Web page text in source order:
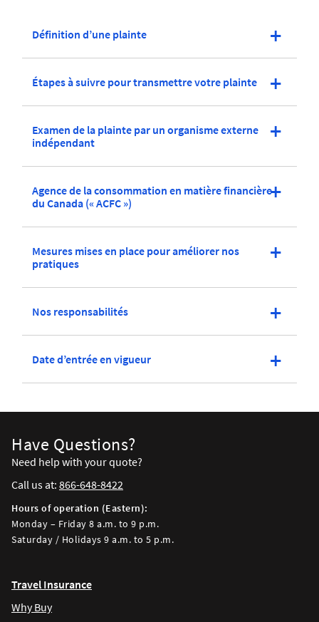
Définition d’une plainte
Étapes à suivre pour transmettre votre plainte
Examen de la plainte par un organisme externe
indépendant
Agence de la consommation en matière financière
du Canada (« ACFC »)
Mesures mises en place pour améliorer nos
pratiques
Nos responsabilités
Date d’entrée en vigueur
Have Questions?
Need help with your quote?
Call us at: 866-648-8422
Hours of operation (Eastern):
Monday – Friday 8 a.m. to 9 p.m.
Saturday / Holidays 9 a.m. to 5 p.m.
Travel Insurance
Why Buy